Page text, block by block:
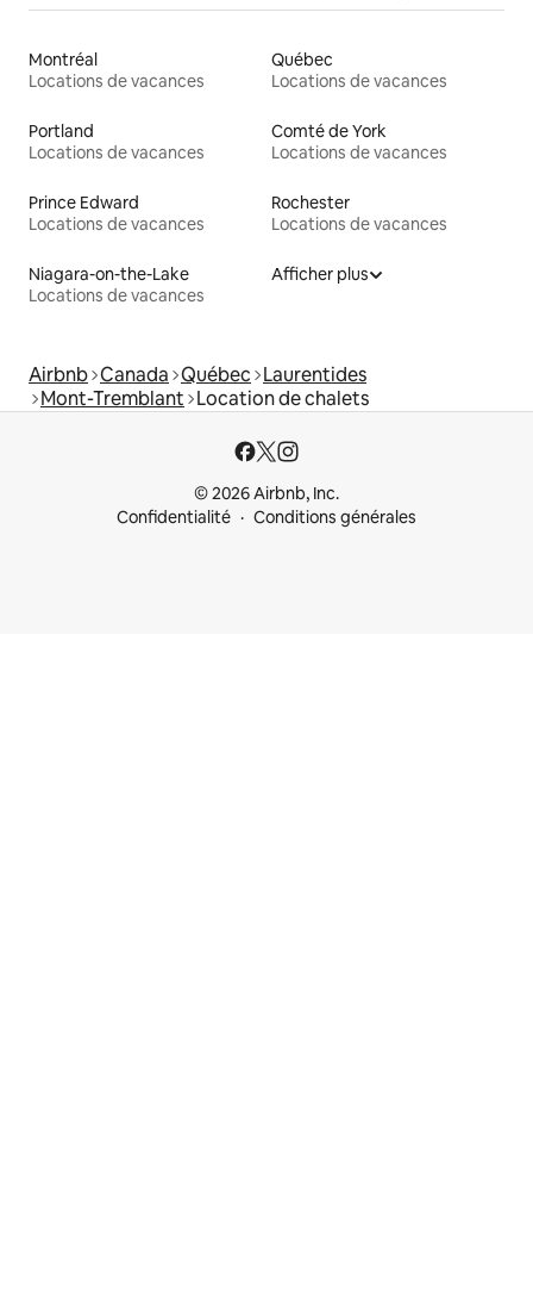
Montréal
Locations de vacances
Québec
Locations de vacances
Portland
Locations de vacances
Comté de York
Locations de vacances
Prince Edward
Locations de vacances
Rochester
Locations de vacances
Niagara-on-the-Lake
Locations de vacances
Afficher plus
Airbnb Canada Québec Laurentides
Mont-Tremblant Location de chalets
© 2026 Airbnb, Inc.
Confidentialité
Conditions générales